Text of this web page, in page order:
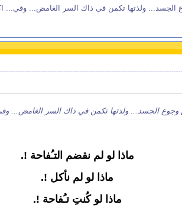
ولذتها تكمن في ذاك السر الغامض... وفي...
الجسد... ولذتها تكمن في ذاك السر الغامض...
ماذا لو لم نقضم التـُفاحة !.
ماذا لو لم نأكل !.
ماذا لو كُنتِ تـُفاحة !.